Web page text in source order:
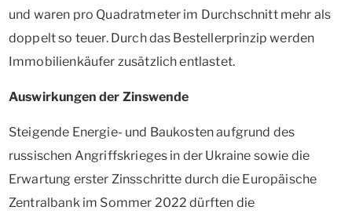
und waren pro Quadratmeter im Durchschnitt mehr als
doppelt so teuer. Durch das Bestellerprinzip werden
Immobilienkäufer zusätzlich entlastet.
Auswirkungen der Zinswende
Steigende Energie- und Baukosten aufgrund des
russischen Angriffskrieges in der Ukraine sowie die
Erwartung erster Zinsschritte durch die Europäische
Zentralbank im Sommer 2022 dürften die